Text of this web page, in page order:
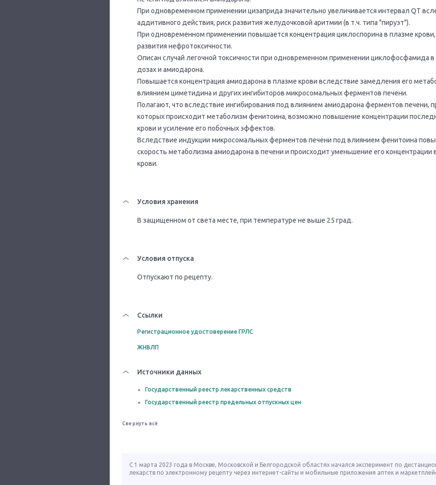
При одновременном применении цизаприда значительно увеличивается интервал QT
аддитивного действия, риск развития желудочковой аритмии (в т.ч. типа "пируэт").
При одновременном применении повышается концентрация циклоспорина в плазме крови,
развития нефротоксичности.
Описан случай легочной токсичности при одновременном применении циклофосфамида в
дозах и амиодарона.
Повышается концентрация амиодарона в плазме крови вследствие замедления его
влиянием циметидина и других ингибиторов микросомальных ферментов печени.
Полагают, что вследствие ингибирования под влиянием амиодарона ферментов печени,
которых происходит метаболизм фенитоина, возможно повышение концентрации
крови и усиление его побочных эффектов.
Вследствие индукции микросомальных ферментов печени под влиянием фенитоина
скорость метаболизма амиодарона в печени и происходит уменьшение его концентрации
крови.
Условия хранения
В защищенном от света месте, при температуре не выше 25 град.
Условия отпуска
Отпускают по рецепту.
Ссылки
Регистрационное удостоверение ГРЛС
ЖНВЛП
Источники данных
Государственный реестр лекарственных средств
Государственный реестр предельных отпускных цен
Свернуть всё
С 1 марта 2023 года в Москве, Московской и Белгородской областях начался эксперимент по
лекарств по электронному рецепту через интернет-сайты и мобильные приложения аптек и